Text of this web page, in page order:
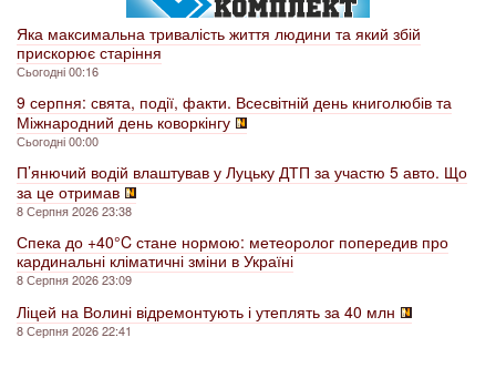
Яка максимальна тривалість життя людини та який збій
прискорює старіння
Сьогодні 00:16
9 серпня: свята, події, факти. Всесвітній день книголюбів та
Міжнародний день коворкінгу
Сьогодні 00:00
П’янючий водій влаштував у Луцьку ДТП за участю 5 авто. Що
за це отримав
8 Серпня 2026 23:38
Спека до +40°C стане нормою: метеоролог попередив про
кардинальні кліматичні зміни в Україні
8 Серпня 2026 23:09
Ліцей на Волині відремонтують і утеплять за 40 млн
8 Серпня 2026 22:41